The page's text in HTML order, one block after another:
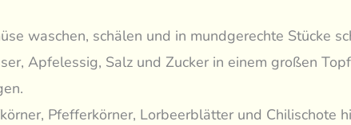
waschen, schälen und in mundgerechte Stücke
Apfelessig, Salz und Zucker in einem großen
Pfefferkörner, Lorbeerblätter und Chilischote